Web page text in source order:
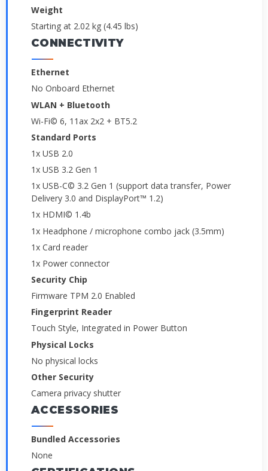
Weight
Starting at 2.02 kg (4.45 lbs)
CONNECTIVITY
Ethernet
No Onboard Ethernet
WLAN + Bluetooth
Wi-Fi© 6, 11ax 2x2 + BT5.2
Standard Ports
1x USB 2.0
1x USB 3.2 Gen 1
1x USB-C© 3.2 Gen 1 (support data transfer, Power
Delivery 3.0 and DisplayPort™ 1.2)
1x HDMI© 1.4b
1x Headphone / microphone combo jack (3.5mm)
1x Card reader
1x Power connector
Security Chip
Firmware TPM 2.0 Enabled
Fingerprint Reader
Touch Style, Integrated in Power Button
Physical Locks
No physical locks
Other Security
Camera privacy shutter
ACCESSORIES
Bundled Accessories
None